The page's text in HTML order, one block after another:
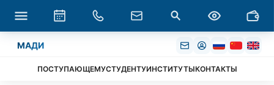
МАДИ
ПОСТУПАЮЩЕМУСТУДЕНТУИНСТИТУТЫКОНТАКТЫ